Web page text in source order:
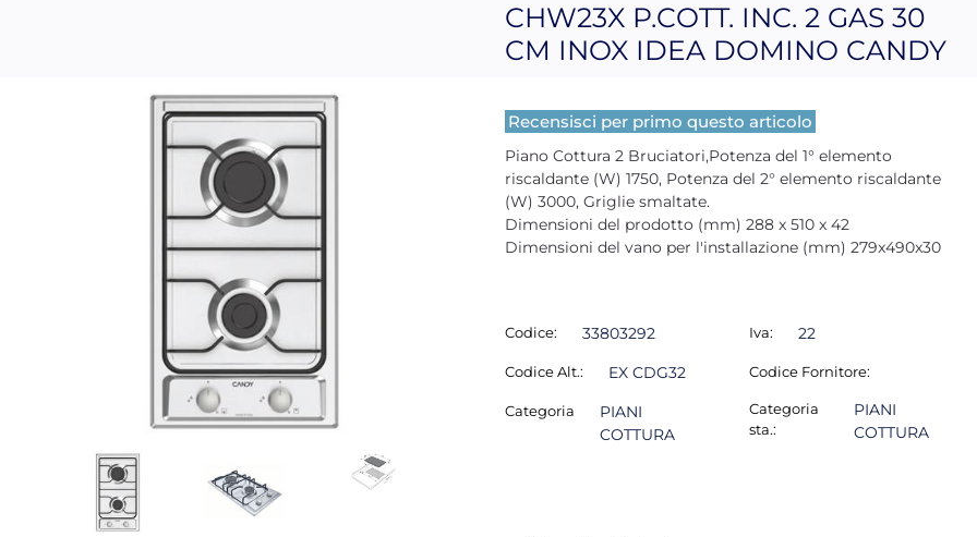
CHW23X P.COTT. INC. 2 GAS 30
CM INOX IDEA DOMINO CANDY
Recensisci per primo questo articolo
Piano Cottura 2 Bruciatori,Potenza del 1° elemento
riscaldante (W) 1750, Potenza del 2° elemento riscaldante
(W) 3000, Griglie smaltate.
Dimensioni del prodotto (mm) 288 x 510 x 42
Dimensioni del vano per l'installazione (mm) 279x490x30
Codice: 33803292
Codice Alt.: EX CDG32
Categoria
PIANI
COTTURA
Iva: 22
Codice Fornitore:
Categoria
sta.:
PIANI
COTTURA